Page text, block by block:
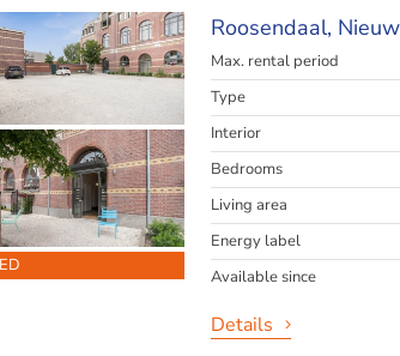
Roosendaal,
Max. rental period
Type
Interior
Bedrooms
Living area
Energy label
Available since
Details